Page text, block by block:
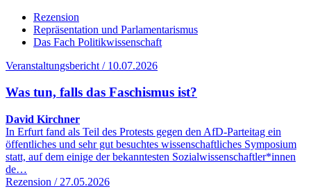
Rezension
Repräsentation und Parlamentarismus
Das Fach Politikwissenschaft
Veranstaltungsbericht / 10.07.2026
Was tun, falls das Faschismus ist?
David Kirchner
In Erfurt fand als Teil des Protests gegen den AfD-Parteitag ein
öffentliches und sehr gut besuchtes wissenschaftliches Symposium
statt, auf dem einige der bekanntesten Sozialwissenschaftler*innen
de…
Rezension / 27.05.2026